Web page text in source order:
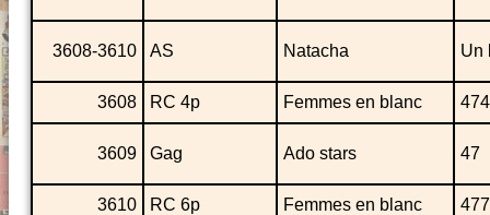
3608-3610 AS Natacha Un
3608 RC 4p Femmes en blanc 474
3609 Gag Ado stars 47
3610 RC 6p Femmes en blanc 477